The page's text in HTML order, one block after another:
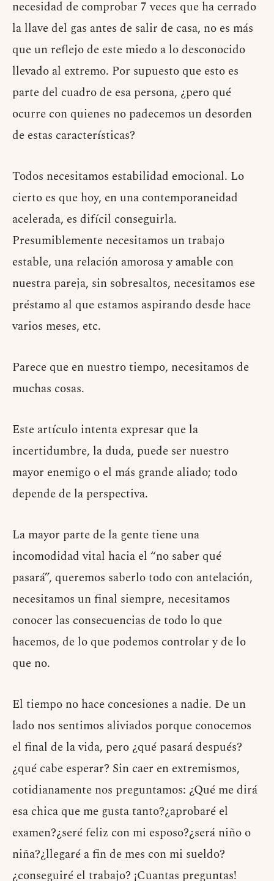
necesidad de comprobar 7 veces que ha cerrado
la llave del gas antes de salir de casa, no es más
que un reflejo de este miedo a lo desconocido
llevado al extremo. Por supuesto que esto es
parte del cuadro de esa persona, ¿pero qué
ocurre con quienes no padecemos un desorden
de estas características?
Todos necesitamos estabilidad emocional. Lo
cierto es que hoy, en una contemporaneidad
acelerada, es difícil conseguirla.
Presumiblemente necesitamos un trabajo
estable, una relación amorosa y amable con
nuestra pareja, sin sobresaltos, necesitamos ese
préstamo al que estamos aspirando desde hace
varios meses, etc.
Parece que en nuestro tiempo, necesitamos de
muchas cosas.
Este artículo intenta expresar que la
incertidumbre, la duda, puede ser nuestro
mayor enemigo o el más grande aliado; todo
depende de la perspectiva.
La mayor parte de la gente tiene una
incomodidad vital hacia el “no saber qué
pasará”, queremos saberlo todo con antelación,
necesitamos un final siempre, necesitamos
conocer las consecuencias de todo lo que
hacemos, de lo que podemos controlar y de lo
que no.
El tiempo no hace concesiones a nadie. De un
lado nos sentimos aliviados porque conocemos
el final de la vida, pero ¿qué pasará después?
¿qué cabe esperar? Sin caer en extremismos,
cotidianamente nos preguntamos: ¿Qué me dirá
esa chica que me gusta tanto?¿aprobaré el
examen?¿seré feliz con mi esposo?¿será niño o
niña?¿llegaré a fin de mes con mi sueldo?
¿conseguiré el trabajo? ¡Cuantas preguntas!